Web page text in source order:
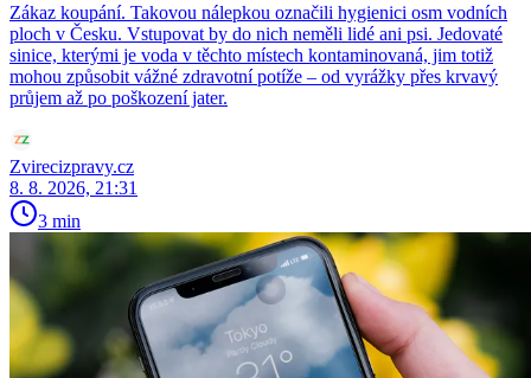
Zákaz koupání. Takovou nálepkou označili hygienici osm vodních
ploch v Česku. Vstupovat by do nich neměli lidé ani psi. Jedovaté
sinice, kterými je voda v těchto místech kontaminovaná, jim totiž
mohou způsobit vážné zdravotní potíže – od vyrážky přes krvavý
průjem až po poškození jater.
Zvirecizpravy.cz
8. 8. 2026, 21:31
3 min